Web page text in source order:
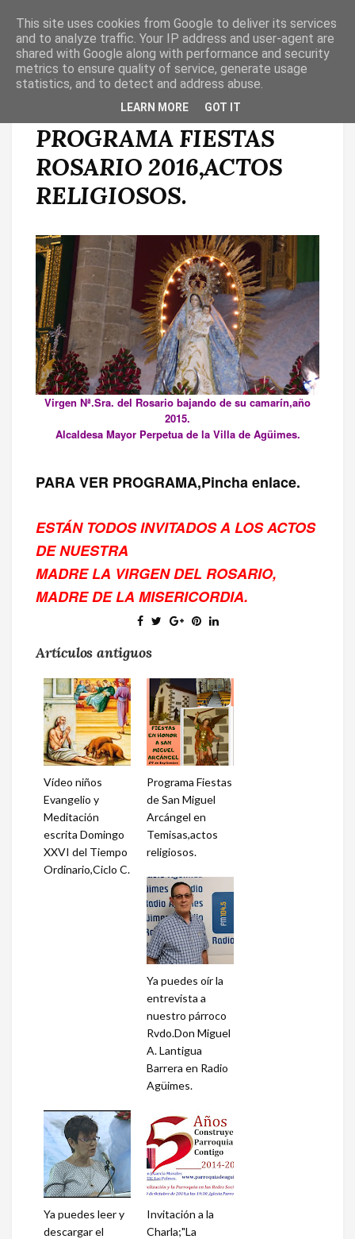
T
O
G
YA DISPONIBLE
PROGRAMA FIESTAS
ROSARIO 2016,ACTOS
RELIGIOSOS.
Virgen Nª.Sra. del Rosario bajando de su camarín,año
2015.
Alcaldesa Mayor Perpetua de la Villa de Agüimes.
PARA VER PROGRAMA,Pincha enlace.
ESTÁN TODOS INVITADOS A LOS ACTOS
DE NUESTRA
MADRE LA VIRGEN DEL ROSARIO,
MADRE DE LA MISERICORDIA.
Artículos antiguos
Vídeo niños
Evangelio y
Meditación
escrita Domingo
XXVI del Tiempo
Ordinario,Ciclo C.
Programa Fiestas
de San Miguel
Arcángel en
Temisas,actos
religiosos.
Ya puedes oír la
entrevista a
nuestro párroco
Rvdo.Don Miguel
A. Lantigua
Barrera en Radio
Agüimes.
Ya puedes leer y
descargar el
Invitación a la
Charla;"La
This site uses cookies from Google to deliver its services
and to analyze traffic. Your IP address and user-agent are
shared with Google along with performance and security
metrics to ensure quality of service, generate usage
statistics, and to detect and address abuse.
LEARN MORE GOT IT